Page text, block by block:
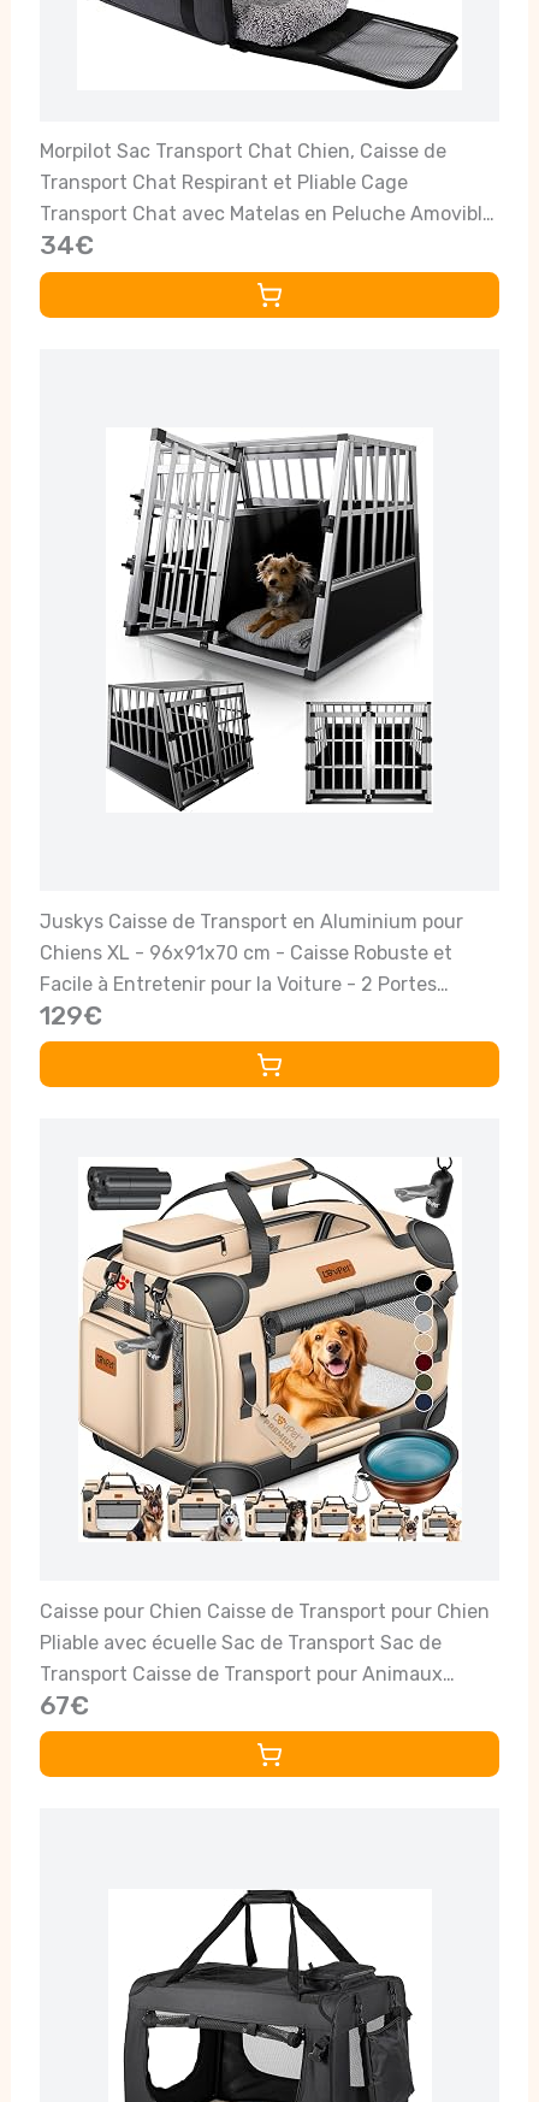
Morpilot Sac Transport Chat Chien, Caisse de
Transport Chat Respirant et Pliable Cage
Transport Chat avec Matelas en Peluche Amovible
+ Bol (Accepté au Maximum 15lbs/7kg，44 * 31 *
34cm)
34€
Juskys Caisse de Transport en Aluminium pour
Chiens XL - 96x91x70 cm - Caisse Robuste et
Facile à Entretenir pour la Voiture - 2 Portes
grillagées verrouillables - Box Voyage pour Chiens
129€
Caisse pour Chien Caisse de Transport pour Chien
Pliable avec écuelle Sac de Transport Sac de
Transport Caisse de Transport pour Animaux
domestiques, Chiens et Chats, Beige, XXL
67€